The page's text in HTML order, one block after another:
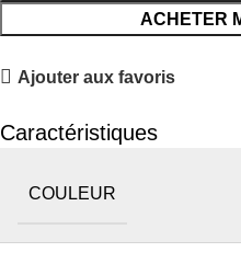
ACHETER
Ajouter aux favoris
Caractéristiques
COULEUR